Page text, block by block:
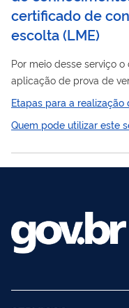
certificado de
escolta(LME)
Por meio desse serviço
aplicação de prova de
Caso aprovado, será
permite ao profissional
credenciada.
Etapas para a realização
Quem pode utilizar este